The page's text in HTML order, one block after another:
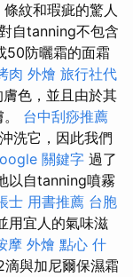
紋和瑕疵的驚人
自tanning不包含
50防曬霜的面霜
肉 外燴 旅行社代
色，並且由於其
台中刮痧推薦
洗它，因此我們
關鍵字 過了
以自tanning噴霧
士 用書推薦 台胞
用宜人的氣味滋
摩 外燴 點心 什
與加尼爾保濕霜